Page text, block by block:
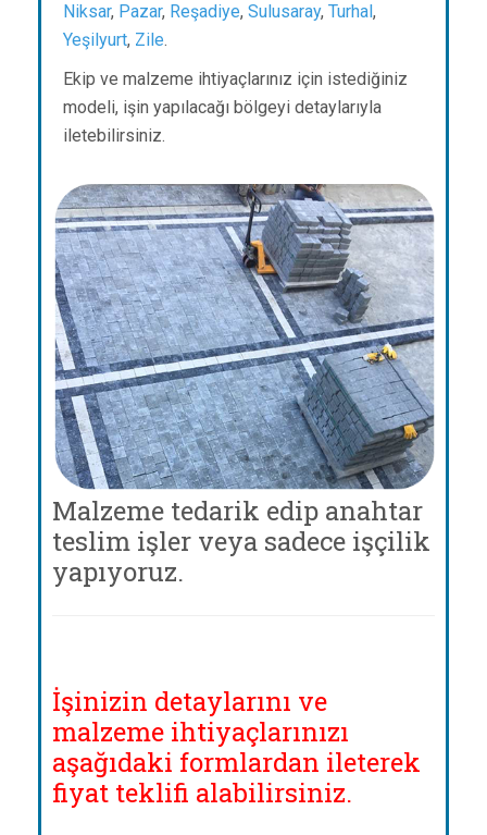
Niksar, Pazar, Reşadiye, Sulusaray, Turhal ,
Yeşilyurt, Zile.
Ekip ve malzeme ihtiyaçlarınız için istediğiniz
modeli, işin yapılacağı bölgeyi detaylarıyla
iletebilirsiniz.
Malzeme tedarik edip anahtar
teslim işler veya sadece işçilik
yapıyoruz.
İşinizin detaylarını ve
malzeme ihtiyaçlarınızı
aşağıdaki formlardan ileterek
fiyat teklifi alabilirsiniz.